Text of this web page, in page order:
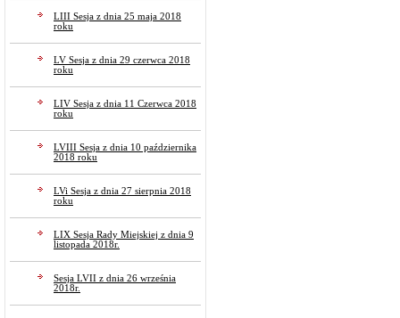
LIII Sesja z dnia 25 maja 2018
roku
LV Sesja z dnia 29 czerwca 2018
roku
LIV Sesja z dnia 11 Czerwca 2018
roku
LVIII Sesja z dnia 10 października
2018 roku
LVi Sesja z dnia 27 sierpnia 2018
roku
LIX Sesja Rady Miejskiej z dnia 9
listopada 2018r.
Sesja LVII z dnia 26 września
2018r.